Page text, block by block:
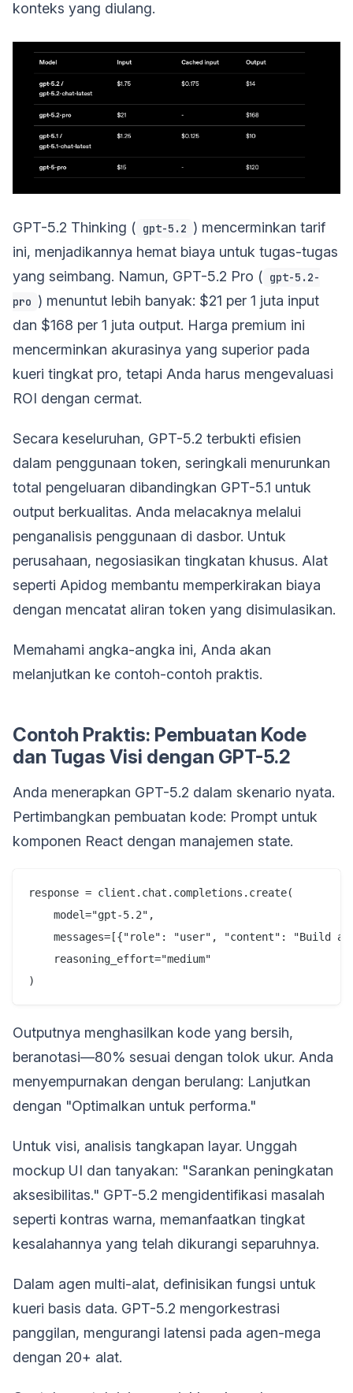
konteks yang diulang.
GPT-5.2 Thinking ( gpt-5.2 ) mencerminkan tarif
ini, menjadikannya hemat biaya untuk tugas-tugas
yang seimbang. Namun, GPT-5.2 Pro ( gpt-5.2-
pro ) menuntut lebih banyak: $21 per 1 juta input
dan $168 per 1 juta output. Harga premium ini
mencerminkan akurasinya yang superior pada
kueri tingkat pro, tetapi Anda harus mengevaluasi
ROI dengan cermat.
Secara keseluruhan, GPT-5.2 terbukti efisien
dalam penggunaan token, seringkali menurunkan
total pengeluaran dibandingkan GPT-5.1 untuk
output berkualitas. Anda melacaknya melalui
penganalisis penggunaan di dasbor. Untuk
perusahaan, negosiasikan tingkatan khusus. Alat
seperti Apidog membantu memperkirakan biaya
dengan mencatat aliran token yang disimulasikan.
Memahami angka-angka ini, Anda akan
melanjutkan ke contoh-contoh praktis.
Contoh Praktis: Pembuatan Kode
dan Tugas Visi dengan GPT-5.2
Anda menerapkan GPT-5.2 dalam skenario nyata.
Pertimbangkan pembuatan kode: Prompt untuk
komponen React dengan manajemen state.
response = client.chat.completions.create(
    model="gpt-5.2",
messages=[{"role": "user", "content": "Build a
    reasoning_effort="medium"
Outputnya menghasilkan kode yang bersih,
beranotasi—80% sesuai dengan tolok ukur. Anda
menyempurnakan dengan berulang: Lanjutkan
dengan "Optimalkan untuk performa."
Untuk visi, analisis tangkapan layar. Unggah
mockup UI dan tanyakan: "Sarankan peningkatan
aksesibilitas." GPT-5.2 mengidentifikasi masalah
seperti kontras warna, memanfaatkan tingkat
kesalahannya yang telah dikurangi separuhnya.
Dalam agen multi-alat, definisikan fungsi untuk
kueri basis data. GPT-5.2 mengorkestrasi
panggilan, mengurangi latensi pada agen-mega
dengan 20+ alat.